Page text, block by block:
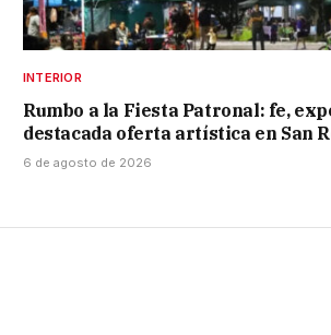
INTERIOR
Rumbo a la Fiesta Patronal: fe,
destacada oferta artística en San
6 de agosto de 2026